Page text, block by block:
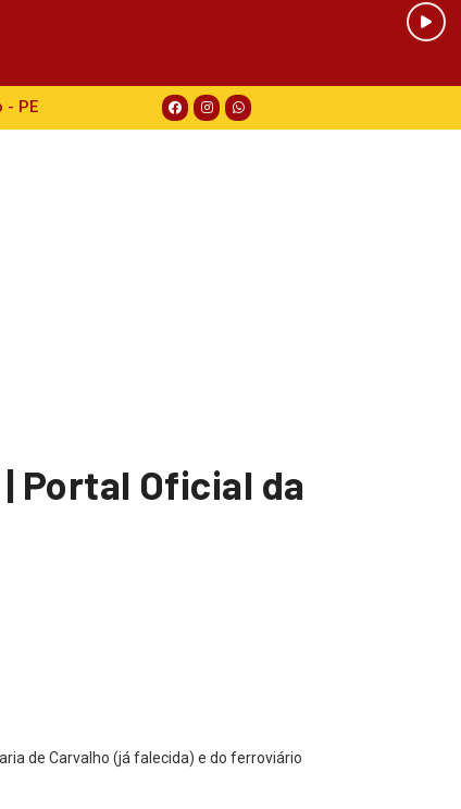
- PE
Portal Oficial da
de Carvalho (já falecida) e do ferroviário